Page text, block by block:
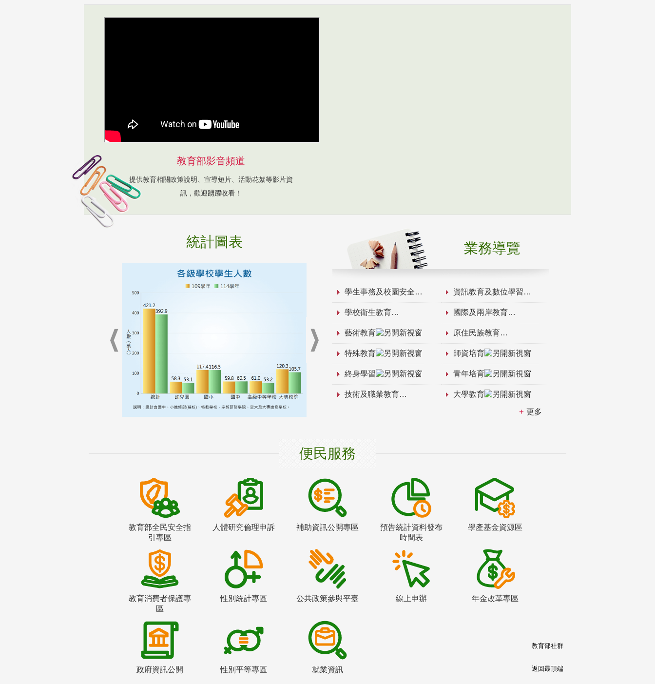
教育部影音頻道
提供教育相關政策說明、宣導短片、活動花絮等影片資
訊，歡迎踴躍收看！
統計圖表 業務導覽
學生事務及校園安全 資訊教育及數位學習
學校衛生教育 國際及兩岸教育
藝術教育 原住民族教育
特殊教育 師資培育
終身學習 青年培育
技術及職業教育 大學教育
更多
便民服務
教育部全民安全指
引專區
人體研究倫理申訴 補助資訊公開專區
預告統計資料發布
時間表
學產基金資源區
教育消費者保護專
區
性別統計專區 公共政策參與平臺 線上申辦 年金改革專區
政府資訊公開 性別平等專區 就業資訊
教育部社群
返回最頂端